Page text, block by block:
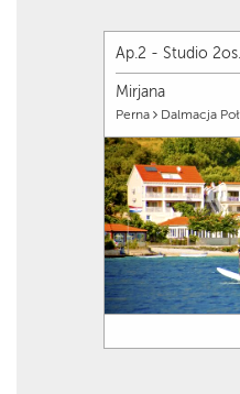
Ap.2 - Studio 2os.
Mirjana
Perna Dalmacja